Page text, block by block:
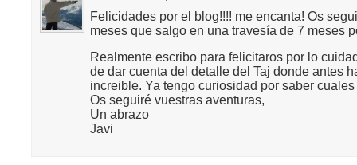
Felicidades por el blog!!!! me encanta! Os
meses que salgo en una travesía de 7 meses
Realmente escribo para felicitaros por lo
de dar cuenta del detalle del Taj donde antes
increible. Ya tengo curiosidad por saber
Os seguiré vuestras aventuras,
Un abrazo
Javi